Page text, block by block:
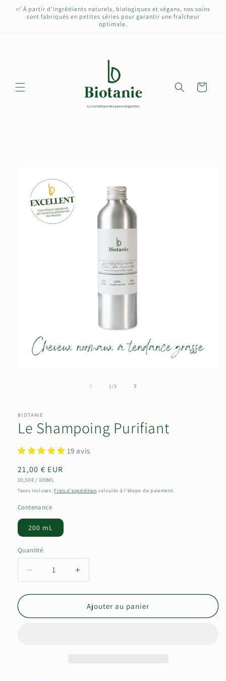
passer
✅ À partir d'ingrédients naturels, biologiques et végans, nos soins
sont fabriqués en petites séries pour garantir une fraîcheur
optimale.
Panier
produits
1 /de
3
BIOTANIE
Le Shampoing Purifiant
19 avis
Prix
habituel
21,00 € EUR
PRIX
10,50 € / PAR
100ML
Taxes incluses. Frais d'expédition calculés à l'étape de paiement.
Contenance
200 mL
Quantité
Réduire
la
quantité
Le
Augmenter
la
quantité
Le
Ajouter au panier